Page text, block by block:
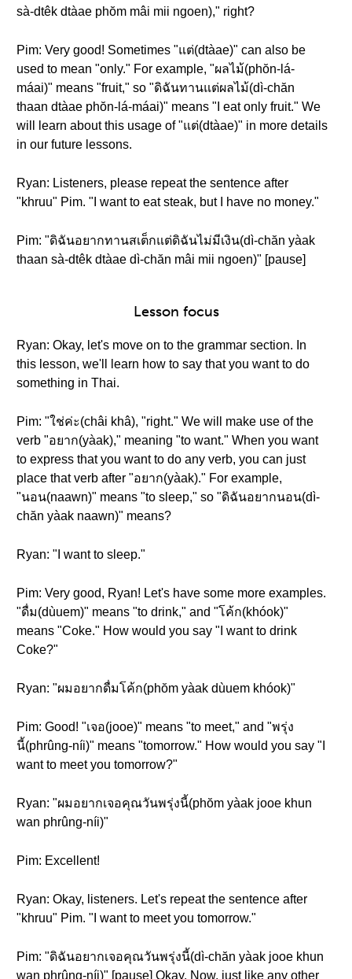
sà-dtêk dtàae phŏm mâi mii ngoen)," right?
Pim: Very good! Sometimes "แต่(dtàae)" can also be
used to mean "only." For example, "ผลไม้(phŏn-lá-
máai)" means "fruit," so "ดิฉันทานแต่ผลไม้(dì-chăn
thaan dtàae phŏn-lá-máai)" means "I eat only fruit." We
will learn about this usage of "แต่(dtàae)" in more details
in our future lessons.
Ryan: Listeners, please repeat the sentence after
"khruu" Pim. "I want to eat steak, but I have no money."
Pim: "ดิฉันอยากทานสเต็กแต่ดิฉันไม่มีเงิน(dì-chăn yàak
thaan sà-dtêk dtàae dì-chăn mâi mii ngoen)" [pause]
Lesson focus
Ryan: Okay, let's move on to the grammar section. In
this lesson, we'll learn how to say that you want to do
something in Thai.
Pim: "ใช่ค่ะ(châi khâ), "right." We will make use of the
verb "อยาก(yàak)," meaning "to want." When you want
to express that you want to do any verb, you can just
place that verb after "อยาก(yàak)." For example,
"นอน(naawn)" means "to sleep," so "ดิฉันอยากนอน(dì-
chăn yàak naawn)" means?
Ryan: "I want to sleep."
Pim: Very good, Ryan! Let's have some more examples.
"ดื่ม(dùuem)" means "to drink," and "โค้ก(khóok)"
means "Coke." How would you say "I want to drink
Coke?"
Ryan: "ผมอยากดื่มโค้ก(phŏm yàak dùuem khóok)"
Pim: Good! "เจอ(jooe)" means "to meet," and "พรุ่ง
นี้(phrûng-níi)" means "tomorrow." How would you say "I
want to meet you tomorrow?"
Ryan: "ผมอยากเจอคุณวันพรุ่งนี้(phŏm yàak jooe khun
wan phrûng-níi)"
Pim: Excellent!
Ryan: Okay, listeners. Let's repeat the sentence after
"khruu" Pim. "I want to meet you tomorrow."
Pim: "ดิฉันอยากเจอคุณวันพรุ่งนี้(dì-chăn yàak jooe khun
wan phrûng-níi)" [pause] Okay. Now, just like any other